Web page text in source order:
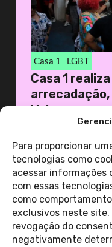
Para proporcionar
tecnologias como
acessar informações
com essas
como
exclusivos neste
revogação do
negativamente
Casa 1 LGBT
Casa 1
arrecadação,
Vai
19 de novembro de
ver